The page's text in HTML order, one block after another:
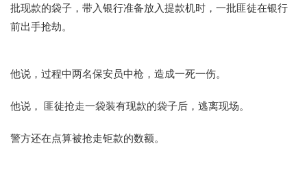
批现款的袋子，带入银行准备放入提款机时，一批匪徒在银行
前出手抢劫。
他说，过程中两名保安员中枪，造成一死一伤。
他说， 匪徒抢走一袋装有现款的袋子后，逃离现场。
警方还在点算被抢走钜款的数额。